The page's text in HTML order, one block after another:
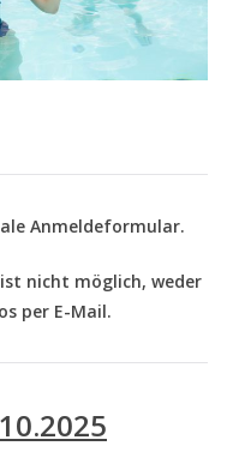
Anmeldeformular.
nicht möglich, weder
per E-Mail.